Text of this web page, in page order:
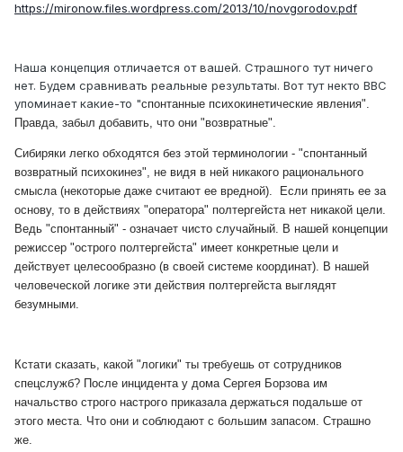
https://mironow.files.wordpress.com/2013/10/novgorodov.pdf
Наша концепция отличается от вашей. Страшного тут ничего
нет. Будем сравнивать реальные результаты. Вот тут некто ВВС
упоминает какие-то "спонтанные психокинетические явления".
Правда, забыл добавить, что они "возвратные".
Сибиряки легко обходятся без этой терминологии - "спонтанный
возвратный психокинез", не видя в ней никакого рационального
смысла (некоторые даже считают ее вредной). Если принять ее за
основу, то в действиях "оператора" полтергейста нет никакой цели.
Ведь "спонтанный" - означает чисто случайный. В нашей концепции
режиссер "острого полтергейста" имеет конкретные цели и
действует целесообразно (в своей системе координат). В нашей
человеческой логике эти действия полтергейста выглядят
безумными.
Кстати сказать, какой "логики" ты требуешь от сотрудников
спецслужб? После инцидента у дома Сергея Борзова им
начальство строго настрого приказала держаться подальше от
этого места. Что они и соблюдают с большим запасом. Страшно
же.